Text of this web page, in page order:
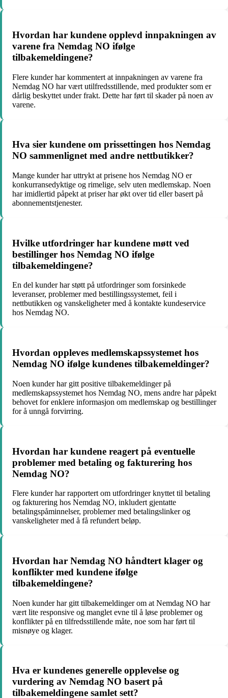
Hvordan har kundene opplevd innpakningen av
varene fra Nemdag NO ifølge
tilbakemeldingene?
Flere kunder har kommentert at innpakningen av varene fra
Nemdag NO har vært utilfredsstillende, med produkter som er
dårlig beskyttet under frakt. Dette har ført til skader på noen av
varene.
Hva sier kundene om prissettingen hos Nemdag
NO sammenlignet med andre nettbutikker?
Mange kunder har uttrykt at prisene hos Nemdag NO er
konkurransedyktige og rimelige, selv uten medlemskap. Noen
har imidlertid påpekt at priser har økt over tid eller basert på
abonnementstjenester.
Hvilke utfordringer har kundene møtt ved
bestillinger hos Nemdag NO ifølge
tilbakemeldingene?
En del kunder har støtt på utfordringer som forsinkede
leveranser, problemer med bestillingssystemet, feil i
nettbutikken og vanskeligheter med å kontakte kundeservice
hos Nemdag NO.
Hvordan oppleves medlemskapssystemet hos
Nemdag NO ifølge kundenes tilbakemeldinger?
Noen kunder har gitt positive tilbakemeldinger på
medlemskapssystemet hos Nemdag NO, mens andre har påpekt
behovet for enklere informasjon om medlemskap og bestillinger
for å unngå forvirring.
Hvordan har kundene reagert på eventuelle
problemer med betaling og fakturering hos
Nemdag NO?
Flere kunder har rapportert om utfordringer knyttet til betaling
og fakturering hos Nemdag NO, inkludert gjentatte
betalingspåminnelser, problemer med betalingslinker og
vanskeligheter med å få refundert beløp.
Hvordan har Nemdag NO håndtert klager og
konflikter med kundene ifølge
tilbakemeldingene?
Noen kunder har gitt tilbakemeldinger om at Nemdag NO har
vært lite responsive og manglet evne til å løse problemer og
konflikter på en tilfredsstillende måte, noe som har ført til
misnøye og klager.
Hva er kundenes generelle opplevelse og
vurdering av Nemdag NO basert på
tilbakemeldingene samlet sett?